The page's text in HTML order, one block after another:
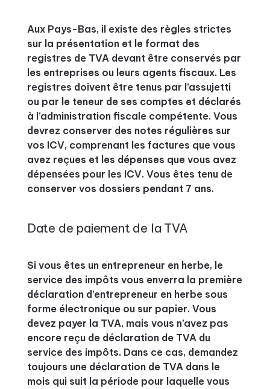
Aux Pays-Bas, il existe des règles strictes
sur la présentation et le format des
registres de TVA devant être conservés par
les entreprises ou leurs agents fiscaux. Les
registres doivent être tenus par l’assujetti
ou par le teneur de ses comptes et déclarés
à l’administration fiscale compétente. Vous
devrez conserver des notes régulières sur
vos ICV, comprenant les factures que vous
avez reçues et les dépenses que vous avez
dépensées pour les ICV. Vous êtes tenu de
conserver vos dossiers pendant 7 ans.
Date de paiement de la TVA
Si vous êtes un entrepreneur en herbe, le
service des impôts vous enverra la première
déclaration d’entrepreneur en herbe sous
forme électronique ou sur papier. Vous
devez payer la TVA, mais vous n’avez pas
encore reçu de déclaration de TVA du
service des impôts. Dans ce cas, demandez
toujours une déclaration de TVA dans le
mois qui suit la période pour laquelle vous